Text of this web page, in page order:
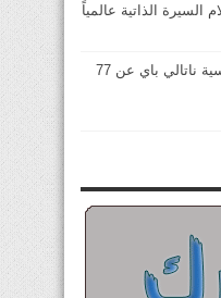
السيرة الذاتية عالمياً
وفاة الممثلة الفرنسية ناتالي باي عن 77